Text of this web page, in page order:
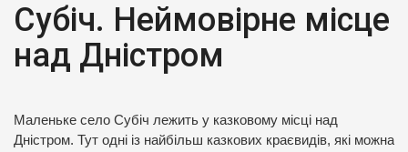
Субіч. Неймовірне місце
над Дністром
Маленьке село Субіч лежить у казковому місці над
Дністром. Тут одні із найбільш казкових краєвидів, які можна